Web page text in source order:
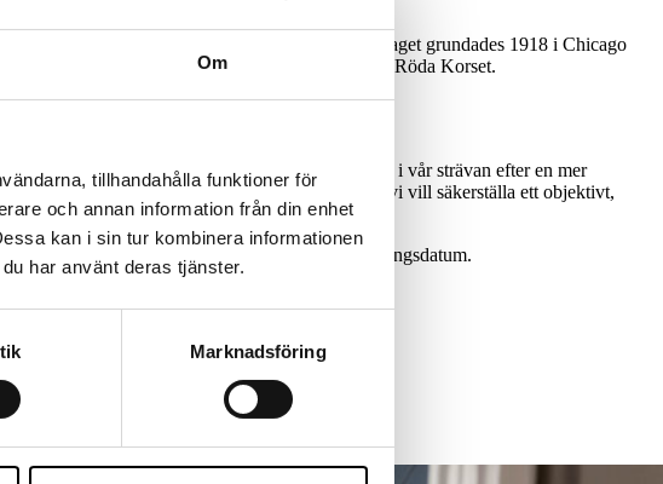
Om
tillhandahålla funktioner för
och annan information från din enhet
kan i sin tur kombinera informationen
har använt deras tjänster.
Marknadsföring
och minibussar till skåpbilar och släp. Företaget grundades 1918 i Chicago
annat Red Locker, Maskrosbarn, Childhood och Röda Korset.
sin egen utveckling och arbetsvardag.
rekrytering som metod. Det gör vi i vår strävan efter en mer
tester. Testerna görs tidigt i processen eftersom vi vill säkerställa ett objektivt,
rekrytering/
löpande så rollen kan tillsättas före sista ansökningsdatum.